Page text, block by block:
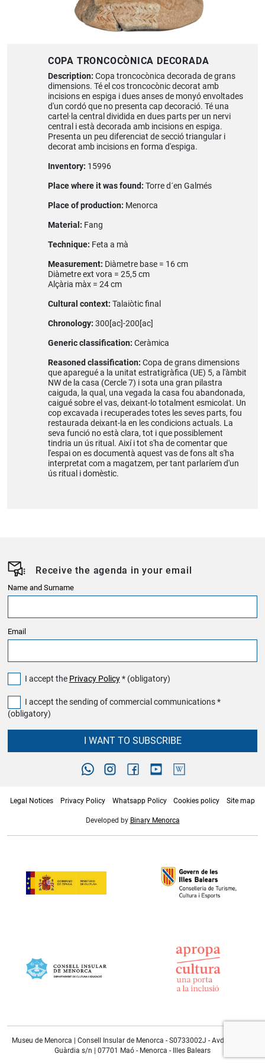
COPA TRONCOCÒNICA DECORADA
Description: Copa troncocònica decorada de grans
dimensions. Té el cos troncocònic decorat amb
incisions en espiga i dues anses de monyó envoltades
d'un cordó que no presenta cap decoració. Té una
cartel·la central dividida en dues parts per un nervi
central i està decorada amb incisions en espiga.
Presenta un peu diferenciat de secció triangular i
decorat amb incisions en forma d'espiga.
Inventory: 15996
Place where it was found: Torre d´en Galmés
Place of production: Menorca
Material: Fang
Technique: Feta a mà
Measurement: Diàmetre base = 16 cm
Diàmetre ext vora = 25,5 cm
Alçària màx = 24 cm
Cultural context: Talaiòtic final
Chronology: 300[ac]-200[ac]
Generic classification: Ceràmica
Reasoned classification: Copa de grans dimensions
que aparegué a la unitat estratigràfica (UE) 5, a l'àmbit
NW de la casa (Cercle 7) i sota una gran pilastra
caiguda, la qual, una vegada la casa fou abandonada,
caigué sobre el vas, deixant-lo totalment esmicolat. Un
cop excavada i recuperades totes les seves parts, fou
restaurada deixant-la en les condicions actuals. La
seva funció no està clara, tot i que possiblement
tindria un ús ritual. Així i tot s'ha de comentar que
l'espai on es documentà aquest vas de fons alt s'ha
interpretat com a magatzem, per tant parlaríem d'un
ús ritual i domèstic.
Receive the agenda in your email
Name and Surname
Email
I accept the Privacy Policy* (obligatory)
I accept the sending of commercial communications *
(obligatory)
I WANT TO SUBSCRIBE
Legal Notices Privacy Policy Whatsapp Policy Cookies policy Site map
Developed by Binary Menorca
Museu de Menorca | Consell Insular de Menorca - S0733002J - Avda. Doctor
Guàrdia s/n | 07701 Maó - Menorca - Illes Balears